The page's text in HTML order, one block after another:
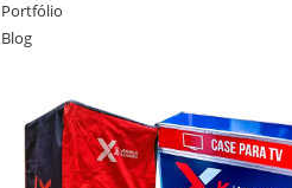
Portfólio
Blog